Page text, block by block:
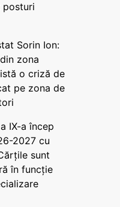
posturi
Sorin Ion:
zona
o criză de
pe zona de
IX-a încep
2027 cu
sunt
în funcție